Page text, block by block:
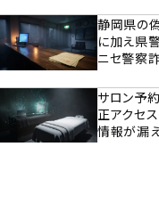
静岡県の
に加え県
ニセ警察
サロン予
正アクセ
情報が漏